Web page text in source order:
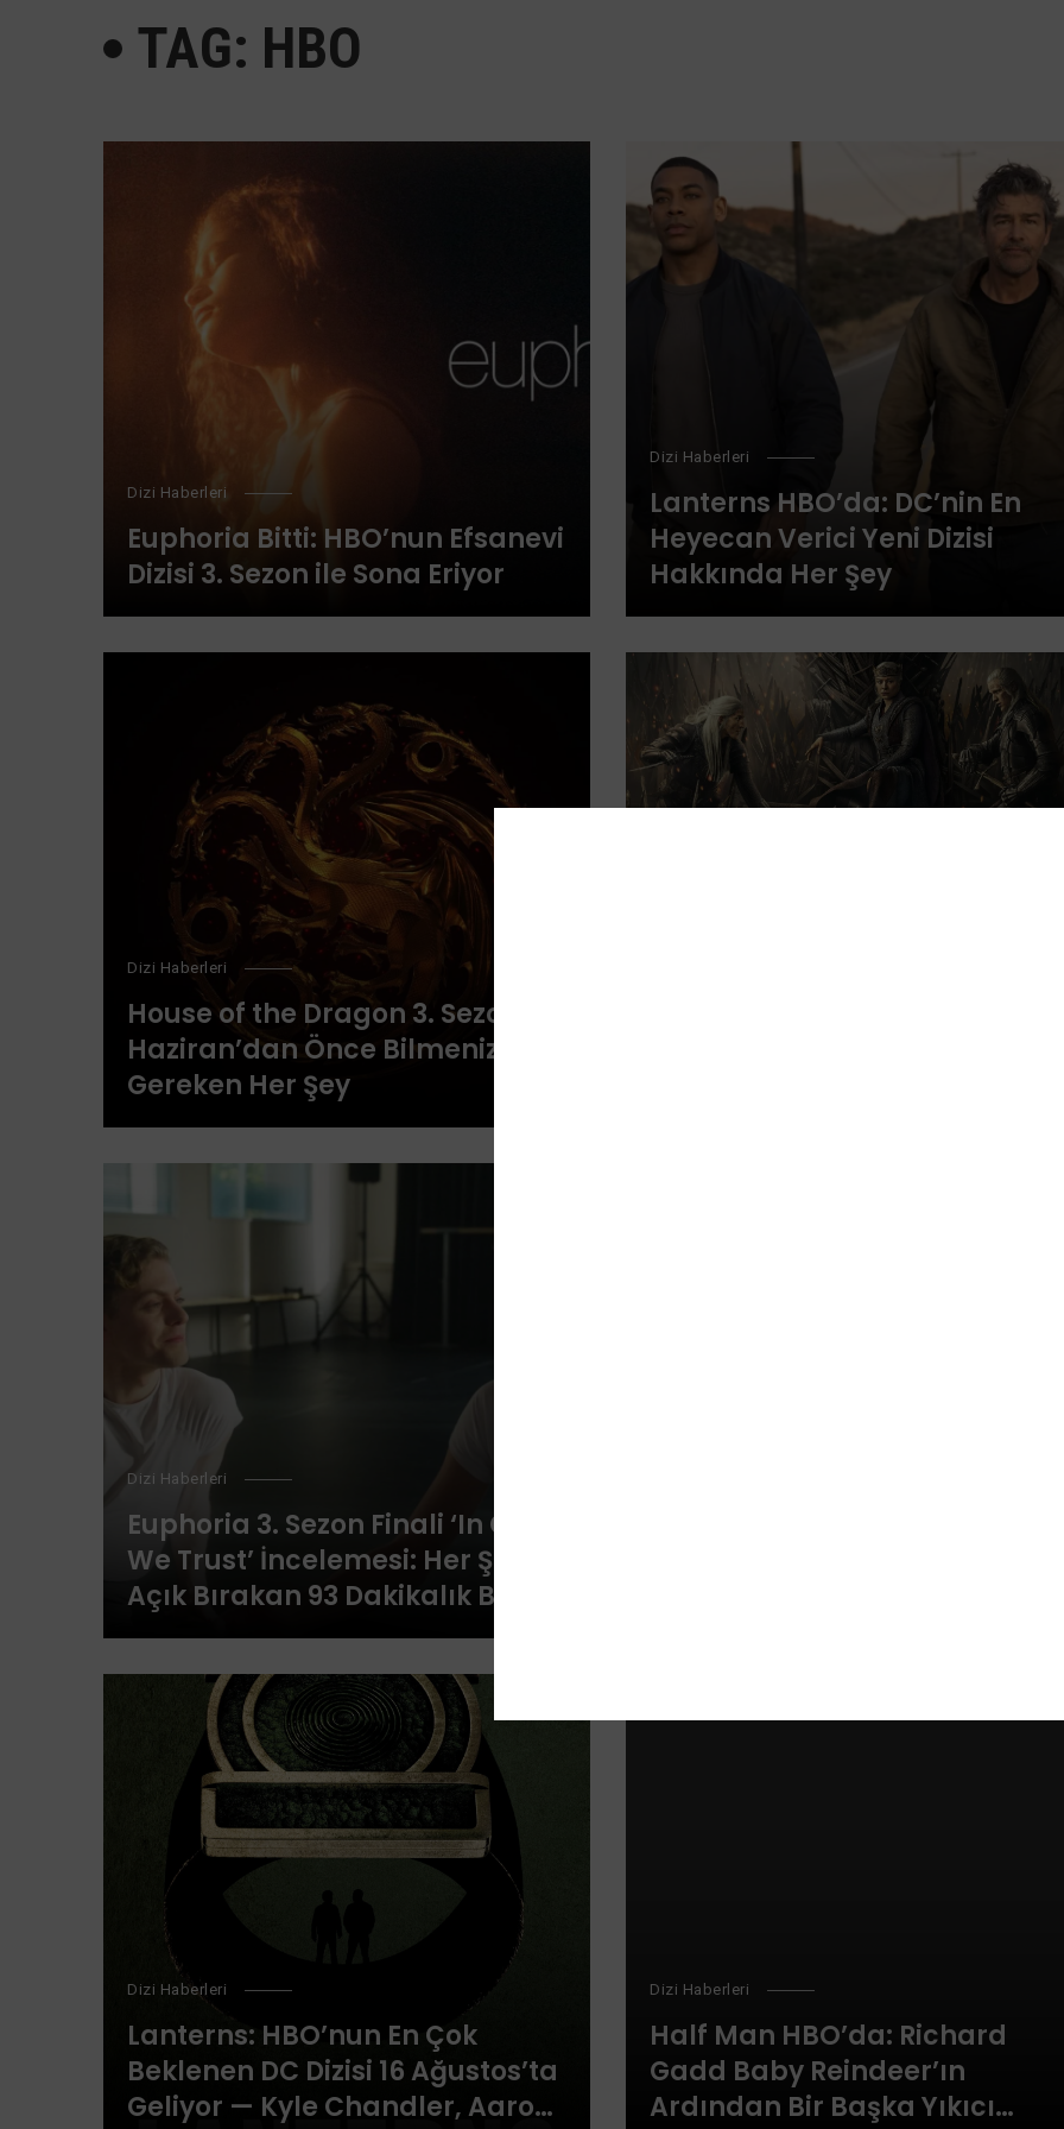
TAG: HBO
Dizi Haberleri
Euphoria Bitti: HBO’nun Efsanevi
Dizisi 3. Sezon ile Sona Eriyor
Dizi Haberleri
Lanterns HBO’da: DC’nin En
Heyecan Verici Yeni Dizisi
Hakkında Her Şey
Dizi Haberleri
House of the Dragon 3. Sezon: 21
Haziran’dan Önce Bilmeniz
Gereken Her Şey
Dizi Haberleri
Euphoria 3. Sezon Finali ‘In God
We Trust’ İncelemesi: Her Şeyi
Açık Bırakan 93 Dakikalık Bir
Veda
Dizi Haberleri
Lanterns: HBO’nun En Çok
Beklenen DC Dizisi 16 Ağustos’ta
Geliyor — Kyle Chandler, Aaron
Dizi Haberleri
Half Man HBO’da: Richard
Gadd Baby Reindeer’ın
Ardından Bir Başka Yıkıcı